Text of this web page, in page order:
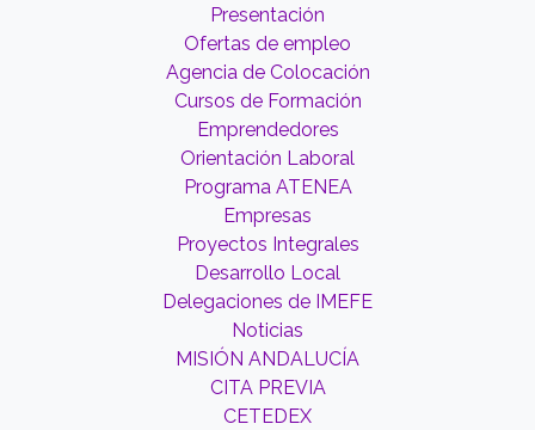
Presentación
Ofertas de empleo
Agencia de Colocación
Cursos de Formación
Emprendedores
Orientación Laboral
Programa ATENEA
Empresas
Proyectos Integrales
Desarrollo Local
Delegaciones de IMEFE
Noticias
MISIÓN ANDALUCÍA
CITA PREVIA
CETEDEX